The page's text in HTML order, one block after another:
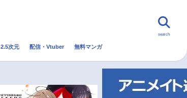
search
2.5次元 配信・Vtuber 無料マンガ